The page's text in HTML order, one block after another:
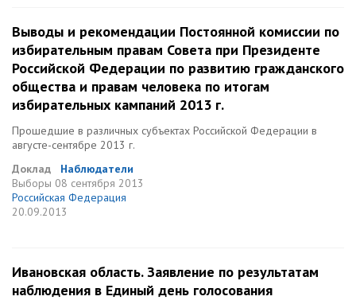
Выводы и рекомендации Постоянной комиссии по
избирательным правам Совета при Президенте
Российской Федерации по развитию гражданского
общества и правам человека по итогам
избирательных кампаний 2013 г.
Прошедшие в различных субъектах Российской Федерации в
августе-сентябре 2013 г.
Доклад
Наблюдатели
Выборы 08 сентября 2013
Российская Федерация
20.09.2013
Ивановская область. Заявление по результатам
наблюдения в Единый день голосования